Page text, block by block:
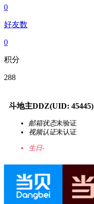
0
好友数
0
积分
288
斗地主DDZ(UID: 45445)
邮箱状态未验证
视频认证未认证
生日-